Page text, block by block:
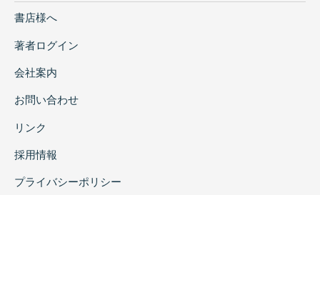
書店様へ
著者ログイン
会社案内
お問い合わせ
リンク
採用情報
プライバシーポリシー